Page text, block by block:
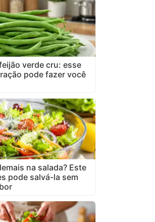
verde cru: esse
pode fazer você
na salada? Este
pode salvá-la sem